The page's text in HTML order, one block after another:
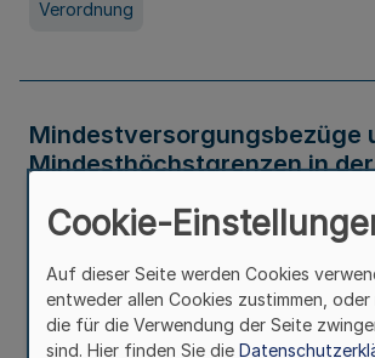
Verordnung
Mindestversorgungsbezüge
Mindesthöchstgrenzen in der
Verwaltungsvorschrift
Cookie-
Auf dieser Seite werden Cookies
entweder allen Cookies zustimmen, oder
die für die Verwendung der Seite
sind. Hier finden Sie die